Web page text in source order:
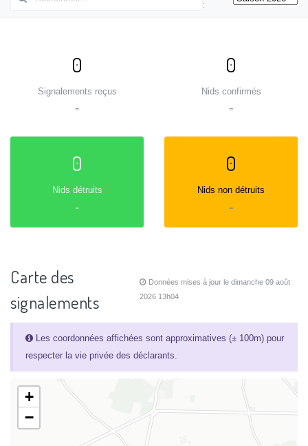
:
0
Signalements reçus
=
0
Nids confirmés
=
0
Nids détruits
=
0
Nids non détruits
=
Carte des
signalements
Données mises à jour le dimanche 09 août
2026 13h04
Les coordonnées affichées sont approximatives (± 100m) pour
respecter la vie privée des déclarants.
+
−